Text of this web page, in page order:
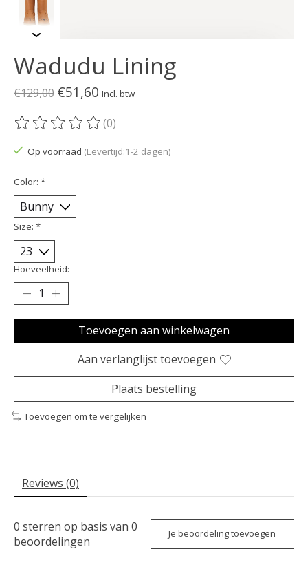
Wadudu Lining
€129,00 €51,60 Incl. btw
De beoordeling van dit product is
(0)
Op voorraad (Levertijd:1-2 dagen)
Color: *
Size: *
Hoeveelheid:
Toevoegen aan winkelwagen
Aan verlanglijst toevoegen
Plaats bestelling
Toevoegen om te vergelijken
Reviews (0)
0 sterren op basis van 0
beoordelingen
Je beoordeling toevoegen